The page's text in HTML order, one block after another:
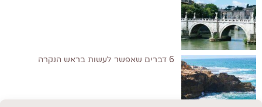
6 דברים שאפשר לעשות בראש הנקרה